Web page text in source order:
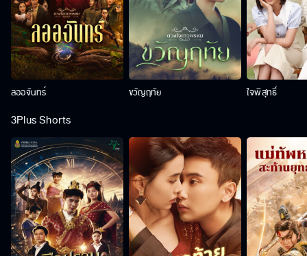
ลออจันทร์ ขวัญฤทัย ใจพิสุทธิ์
3Plus Shorts